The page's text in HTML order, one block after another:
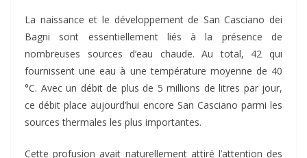
La naissance et le développement de San Casciano dei
Bagni sont essentiellement liés à la présence de
nombreuses sources d’eau chaude. Au total, 42 qui
fournissent une eau à une température moyenne de 40
°C. Avec un débit de plus de 5 millions de litres par jour,
ce débit place aujourd’hui encore San Casciano parmi les
sources thermales les plus importantes.
Cette profusion avait naturellement attiré l’attention des